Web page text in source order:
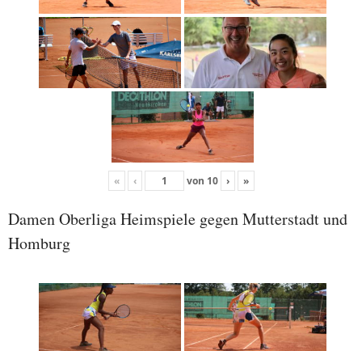
« ‹ von 10 › »
Damen Oberliga Heimspiele gegen Mutterstadt und
Homburg